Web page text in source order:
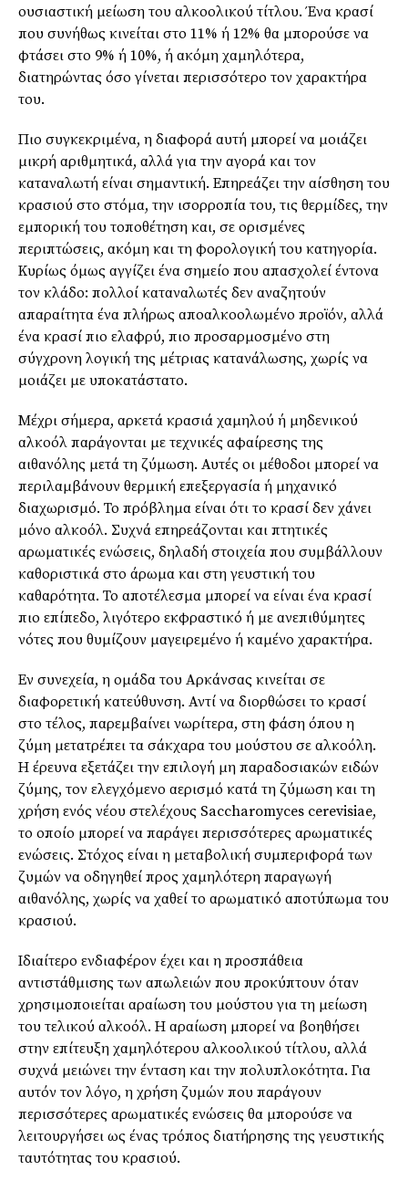
ουσιαστική μείωση του αλκοολικού τίτλου. Ένα κρασί
που συνήθως κινείται στο 11% ή 12% θα μπορούσε να
φτάσει στο 9% ή 10%, ή ακόμη χαμηλότερα,
διατηρώντας όσο γίνεται περισσότερο τον χαρακτήρα
του.
Πιο συγκεκριμένα, η διαφορά αυτή μπορεί να μοιάζει
μικρή αριθμητικά, αλλά για την αγορά και τον
καταναλωτή είναι σημαντική. Επηρεάζει την αίσθηση του
κρασιού στο στόμα, την ισορροπία του, τις θερμίδες, την
εμπορική του τοποθέτηση και, σε ορισμένες
περιπτώσεις, ακόμη και τη φορολογική του κατηγορία.
Κυρίως όμως αγγίζει ένα σημείο που απασχολεί έντονα
τον κλάδο: πολλοί καταναλωτές δεν αναζητούν
απαραίτητα ένα πλήρως αποαλκοολωμένο προϊόν, αλλά
ένα κρασί πιο ελαφρύ, πιο προσαρμοσμένο στη
σύγχρονη λογική της μέτριας κατανάλωσης, χωρίς να
μοιάζει με υποκατάστατο.
Μέχρι σήμερα, αρκετά κρασιά χαμηλού ή μηδενικού
αλκοόλ παράγονται με τεχνικές αφαίρεσης της
αιθανόλης μετά τη ζύμωση. Αυτές οι μέθοδοι μπορεί να
περιλαμβάνουν θερμική επεξεργασία ή μηχανικό
διαχωρισμό. Το πρόβλημα είναι ότι το κρασί δεν χάνει
μόνο αλκοόλ. Συχνά επηρεάζονται και πτητικές
αρωματικές ενώσεις, δηλαδή στοιχεία που συμβάλλουν
καθοριστικά στο άρωμα και στη γευστική του
καθαρότητα. Το αποτέλεσμα μπορεί να είναι ένα κρασί
πιο επίπεδο, λιγότερο εκφραστικό ή με ανεπιθύμητες
νότες που θυμίζουν μαγειρεμένο ή καμένο χαρακτήρα.
Εν συνεχεία, η ομάδα του Αρκάνσας κινείται σε
διαφορετική κατεύθυνση. Αντί να διορθώσει το κρασί
στο τέλος, παρεμβαίνει νωρίτερα, στη φάση όπου η
ζύμη μετατρέπει τα σάκχαρα του μούστου σε αλκοόλη.
Η έρευνα εξετάζει την επιλογή μη παραδοσιακών ειδών
ζύμης, τον ελεγχόμενο αερισμό κατά τη ζύμωση και τη
χρήση ενός νέου στελέχους Saccharomyces cerevisiae,
το οποίο μπορεί να παράγει περισσότερες αρωματικές
ενώσεις. Στόχος είναι η μεταβολική συμπεριφορά των
ζυμών να οδηγηθεί προς χαμηλότερη παραγωγή
αιθανόλης, χωρίς να χαθεί το αρωματικό αποτύπωμα του
κρασιού.
Ιδιαίτερο ενδιαφέρον έχει και η προσπάθεια
αντιστάθμισης των απωλειών που προκύπτουν όταν
χρησιμοποιείται αραίωση του μούστου για τη μείωση
του τελικού αλκοόλ. Η αραίωση μπορεί να βοηθήσει
στην επίτευξη χαμηλότερου αλκοολικού τίτλου, αλλά
συχνά μειώνει την ένταση και την πολυπλοκότητα. Για
αυτόν τον λόγο, η χρήση ζυμών που παράγουν
περισσότερες αρωματικές ενώσεις θα μπορούσε να
λειτουργήσει ως ένας τρόπος διατήρησης της γευστικής
ταυτότητας του κρασιού.